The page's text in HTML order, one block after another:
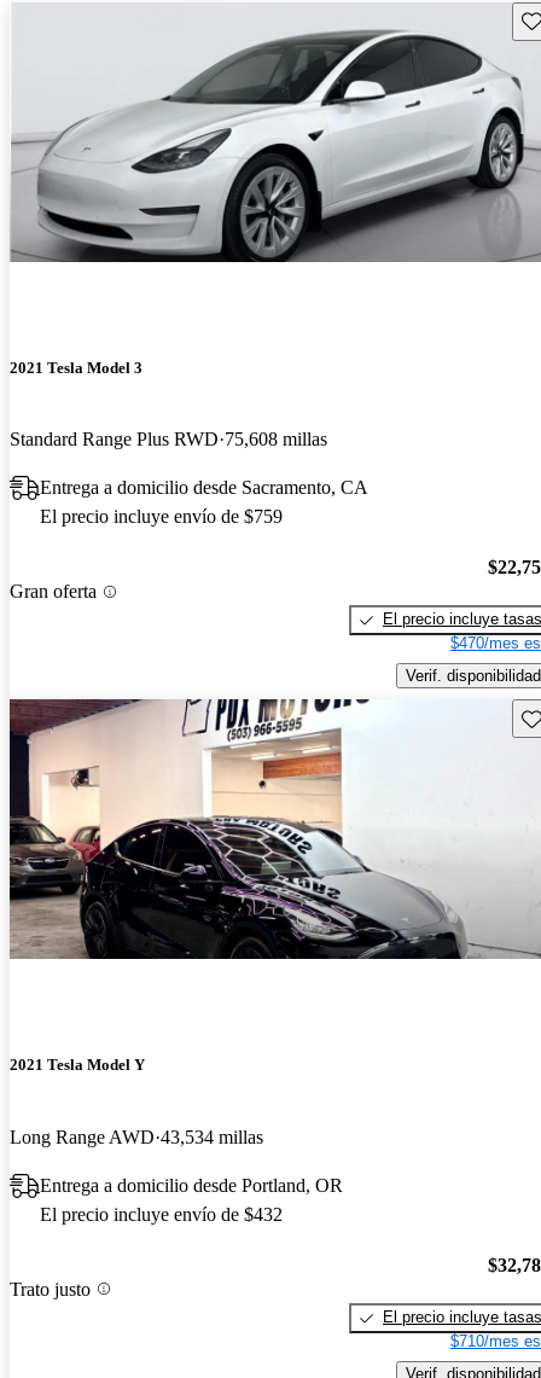
2021 Tesla Model 3
Standard Range Plus RWD 75,608 millas
Entrega a domicilio desde Sacramento, CA
El precio incluye envío de $759
Gran oferta
El precio incluye tasas
$470/mes
Verif. disponibilidad
2021 Tesla Model Y
Long Range AWD 43,534 millas
Entrega a domicilio desde Portland, OR
El precio incluye envío de $432
Trato justo
El precio incluye tasas
$710/mes
Verif. disponibilidad